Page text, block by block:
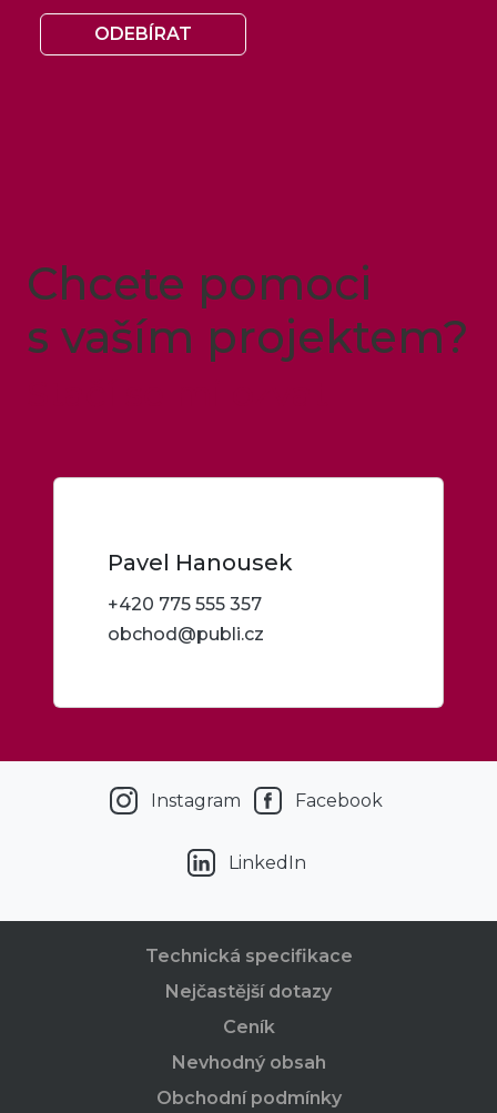
ODEBÍRAT
Chcete pomoci
s vaším projektem?
Pavel Hanousek
+420 775 555 357
obchod@publi.cz
Instagram Facebook
LinkedIn
Technická specifikace
Nejčastější dotazy
Ceník
Nevhodný obsah
Obchodní podmínky